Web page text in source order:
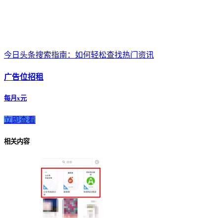
今日头条搜索指南：如何轻松查找热门资讯
广告位招租
每月x元
立即查看
相关内容